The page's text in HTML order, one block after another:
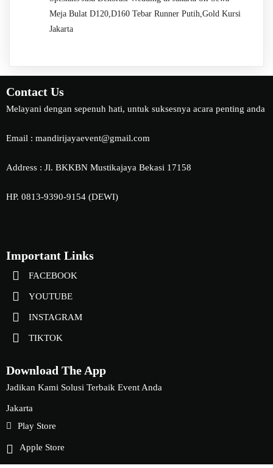
Meja Bulat D120,D160 Tebar Runner Putih,Gold Kursi
Jakarta
Contact Us
Melayani dengan sepenuh hati, untuk suksesnya acara penting anda
Email : mandirijayaevent@gmail.com
Address : Jl. BKKBN Mustikajaya Bekasi 17158
HP. 0813-9390-9154 (DEWI)
Important Links
FACEBOOK
YOUTUBE
INSTAGRAM
TIKTOK
Download The App
Jadikan Kami Solusi Terbaik Event Anda
Jakarta
Play Store
Apple Store